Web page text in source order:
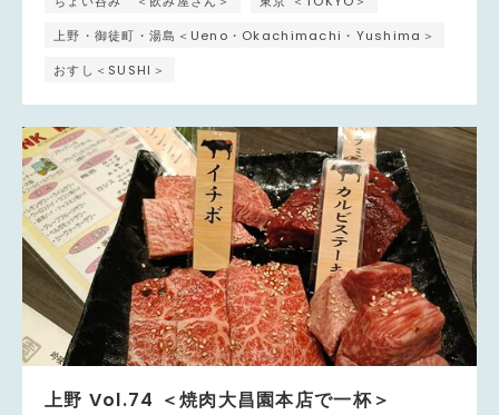
上野・御徒町・湯島＜Ueno・Okachimachi・Yushima＞
おすし＜SUSHI＞
上野 Vol.74 ＜焼肉大昌園本店で一杯＞